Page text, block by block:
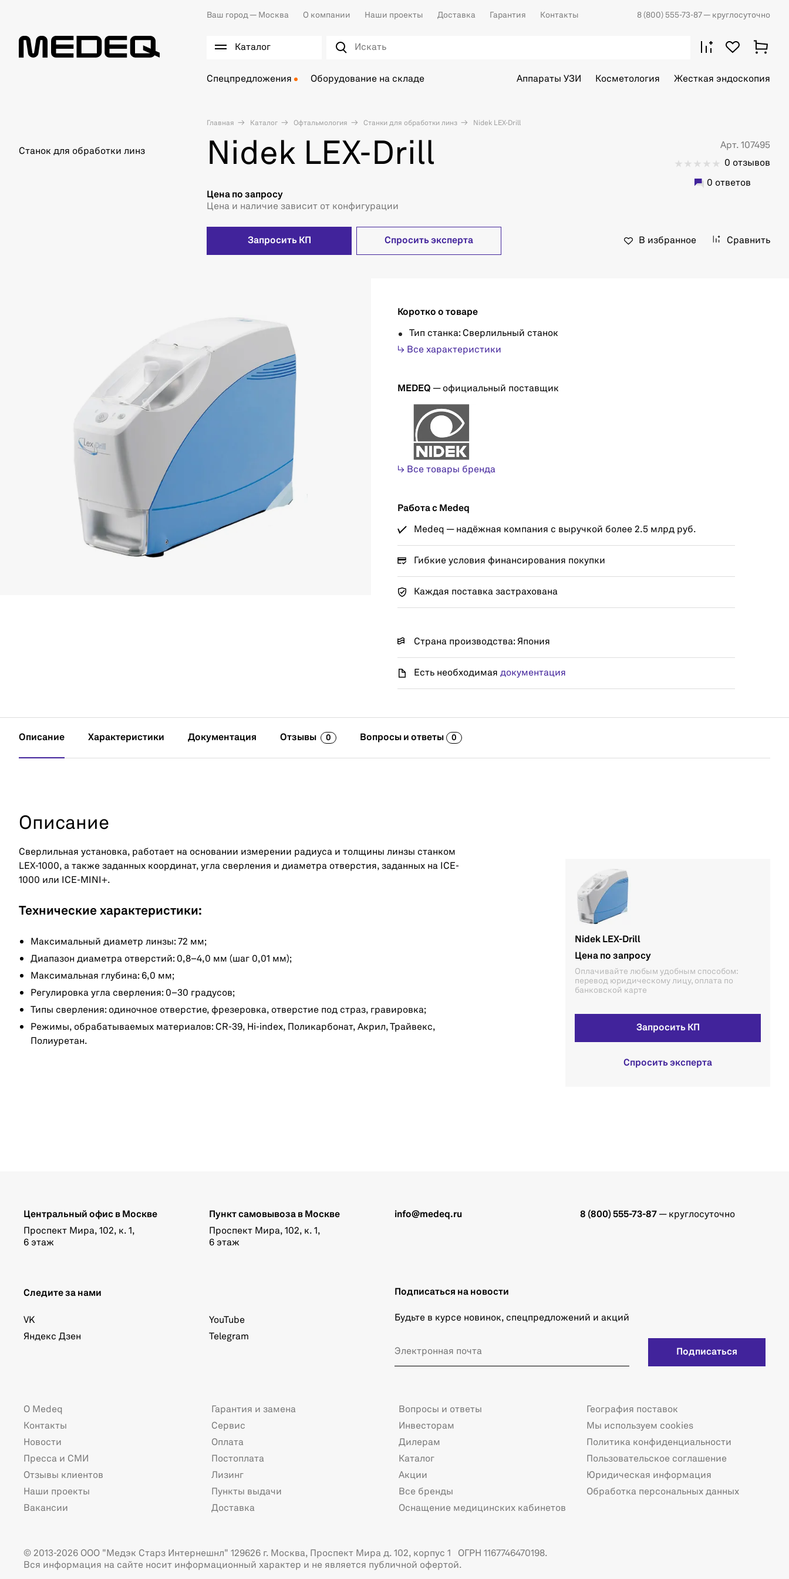
Ваш город — Москва О компании Наши проекты Доставка Гарантия Контакты 8 (800) 555-73-87 — круглосуточно
Каталог
Спецпредложения Оборудование на складе Аппараты УЗИ Косметология Жесткая эндоскопия
Главная Каталог Офтальмология Станки для обработки линз Nidek LEX-Drill
Станок для обработки линз Nidek LEX-Drill
Арт. 107495
0 отзывов
0 ответов
Цена по запросу
Цена и наличие зависит от конфигурации
Запросить КП Спросить эксперта В избранное Сравнить
Коротко о товаре
Тип станка: Сверлильный станок
↳ Все характеристики
MEDEQ — официальный поставщик
↳ Все товары бренда
Работа с Medeq
Medeq — надёжная компания с выручкой более 2.5 млрд руб.
Гибкие условия финансирования покупки
Каждая поставка застрахована
Страна производства: Япония
Есть необходимая документация
Описание Характеристики Документация Отзывы 0 Вопросы и ответы 0
Описание
Сверлильная установка, работает на основании измерении радиуса и толщины линзы станком
LEX-1000, а также заданных координат, угла сверления и диаметра отверстия, заданных на ICE-
1000 или ICE-MINI+.
Технические характеристики:
Максимальный диаметр линзы: 72 мм;
Диапазон диаметра отверстий: 0,8–4,0 мм (шаг 0,01 мм);
Максимальная глубина: 6,0 мм;
Регулировка угла сверления: 0–30 градусов;
Типы сверления: одиночное отверстие, фрезеровка, отверстие под страз, гравировка;
Режимы, обрабатываемых материалов: CR-39, Hi-index, Поликарбонат, Акрил, Трайвекс,
Полиуретан.
Nidek LEX-Drill
Цена по запросу
Оплачивайте любым удобным способом:
перевод юридическому лицу, оплата по
банковской карте
Запросить КП
Спросить эксперта
info@medeq.ru 8 (800) 555-73-87 — круглосуточно
Центральный офис в Москве
Проспект Мира, 102, к. 1,
6 этаж
Пункт самовывоза в Москве
Проспект Мира, 102, к. 1,
6 этаж
Следите за нами
VK
Яндекс Дзен
YouTube
Telegram
Подписаться на новости
Будьте в курсе новинок, спецпредложений и акций
Подписаться
О Medeq
Контакты
Новости
Пресса и СМИ
Отзывы клиентов
Наши проекты
Вакансии
Гарантия и замена
Сервис
Оплата
Постоплата
Лизинг
Пункты выдачи
Доставка
Вопросы и ответы
Инвесторам
Дилерам
Каталог
Акции
Все бренды
Оснащение медицинских кабинетов
География поставок
Мы используем cookies
Политика конфиденциальности
Пользовательское соглашение
Юридическая информация
Обработка персональных данных
© 2013-2026 ООО "Медэк Старз Интернешнл" 129626 г. Москва, Проспект Мира д. 102, корпус 1 ОГРН 1167746470198.
Вся информация на сайте носит информационный характер и не является публичной офертой.